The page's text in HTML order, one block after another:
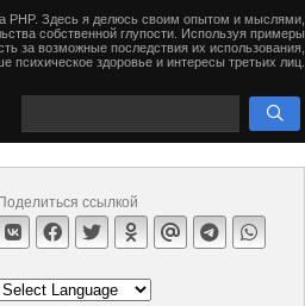
PHP. Здесь я делюсь своим опытом и мыслями,
собственной глупости. Используя примеры
за возможные последствия их использования,
психическое здоровье и интересы третьих лиц.
Поделиться ссылкой